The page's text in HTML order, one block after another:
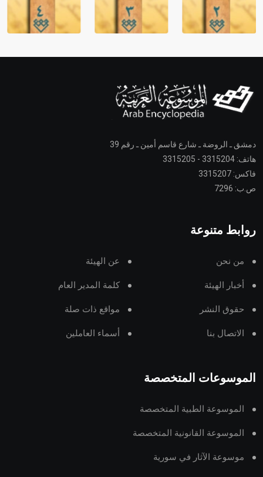
دمشق ـ الروضة ـ شارع قاسم أمين ـ رقم 39
هاتف: 3315204 - 3315205
فاكس: 3315207
ص.ب: 7296
روابط متنوعة
من نحن عن الهيئة
أخبار الهيئة كلمة المدير العام
حقوق النشر مواقع ذات صلة
الاتصال بنا أسماء العاملين
الموسوعات المتخصصة
الموسوعة الطبية المتخصصة
الموسوعة القانونية المتخصصة
موسوعة الآثار في سورية